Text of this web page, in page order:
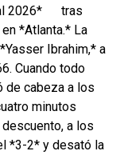
2026*
tras
*Atlanta.* La
Ibrahim,* a
Cuando todo
de cabeza a los
minutos
a los
*3-2* y desató la